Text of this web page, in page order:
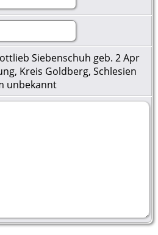
Siebenschuh geb. 2 Apr
Kreis Goldberg, Schlesien
unbekannt